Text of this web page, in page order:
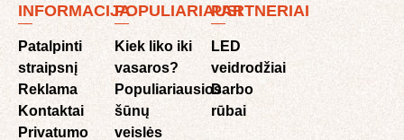
INFORMACIJA
Patalpinti
straipsnį
Reklama
Kontaktai
Privatumo
POPULIARIAUSI
Kiek liko iki
vasaros?
Populiariausios
šūnų
veislės
PARTNERIAI
LED
veidrodžiai
Darbo
rūbai